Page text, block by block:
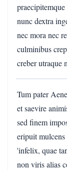
nunc dextra
nec mora nec
culminibus
creber utraque
Tum pater
et saevire
sed finem
eripuit
'infelix, quae
non viris alias